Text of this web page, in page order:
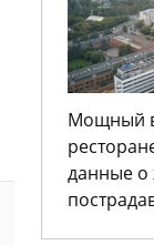
Мощный
данные о